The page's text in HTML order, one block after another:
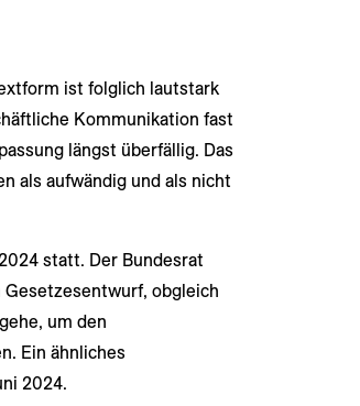
ist folglich lautstark
Kommunikation fast
längst überfällig. Das
als aufwändig und als nicht
statt. Der Bundesrat
obgleich
um den
Ein ähnliches
2024.